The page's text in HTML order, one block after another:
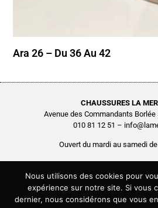
Ara 26 – Du 36 Au 42
CHAUSSURES LA
Avenue des Commandants
010 81 12 51 –
Ouvert du mardi au samedi
Chaussures
Copyright © 2026 Chaussures La
Site réalisé par
Nous utilisons des cookies pour
expérience sur notre site. Si vous
dernier, nous considérons que vous